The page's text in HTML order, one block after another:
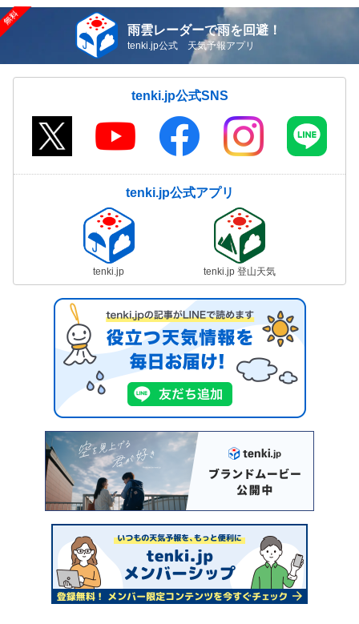
雨雲レーダーで雨を回避！
tenki.jp公式 天気予報アプリ
tenki.jp公式SNS
tenki.jp公式アプリ
tenki.jp tenki.jp 登山天気